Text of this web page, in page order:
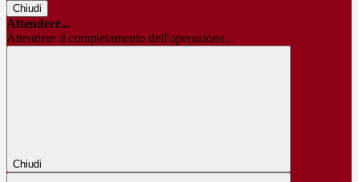
Chiudi
Attendere...
Attendere il completamento dell'operazione...
Chiudi